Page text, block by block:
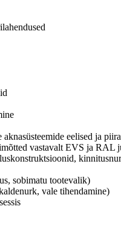
eelised ja
vastavalt EVS ja RAL
sobimatu tootevalik)
vale tihendamine)